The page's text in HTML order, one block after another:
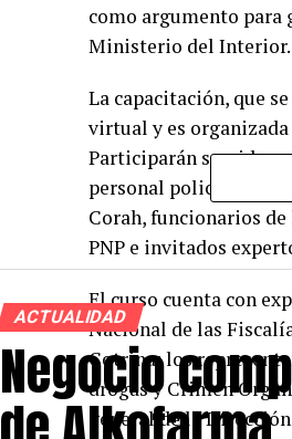
como argumento para
Ministerio del Interior.
La capacitación, que
virtual y es
Participarán
personal policial
Corah, funcionarios
PNP e invitados
El curso cuenta con
Nacional de las
Cotrina; los
drogas y Crimen
general de la
ACTUALIDAD
Negocio